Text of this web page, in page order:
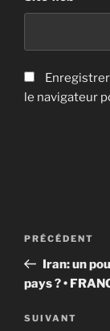
le navigateur
Navigation
l’article
Article
précédent
PRÉCÉDENT
Iran: un
pays ? •
Article
SUIVANT